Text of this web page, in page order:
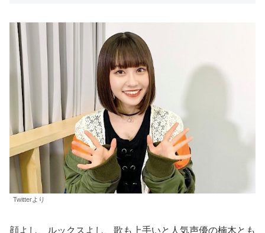
Twitterより
顔よし、ルックスよし、歌も上手いと人気声優の楠木とも